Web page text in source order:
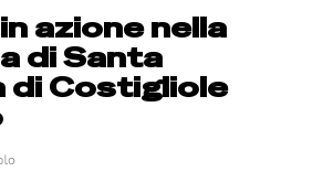
azione nella
di Santa
di Costigliole